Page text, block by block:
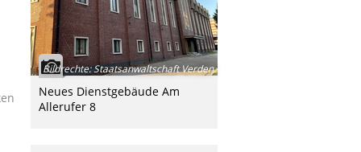
Bildrechte:Staatsanwaltschaft Verden
Neues Dienstgebäude Am
Allerufer 8